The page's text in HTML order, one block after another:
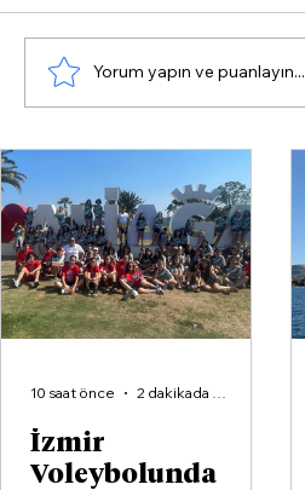
İzmir
Voleybolunda
10 saat önce 2 dakikada okunur
Yorum yapın ve puanlayın...